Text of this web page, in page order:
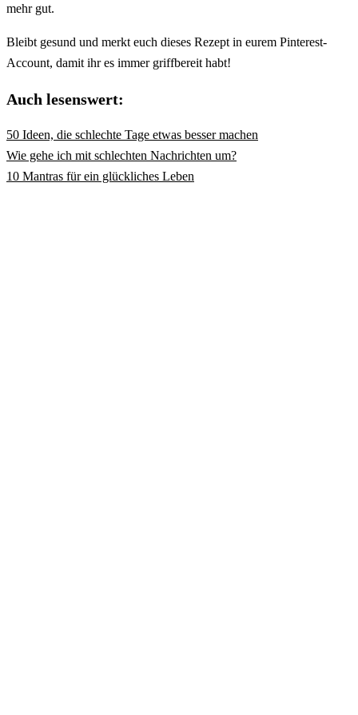
mehr gut.
Bleibt gesund und merkt euch dieses Rezept in eurem Pinterest-
Account, damit ihr es immer griffbereit habt!
Auch lesenswert:
50 Ideen, die schlechte Tage etwas besser machen
Wie gehe ich mit schlechten Nachrichten um?
10 Mantras für ein glückliches Leben